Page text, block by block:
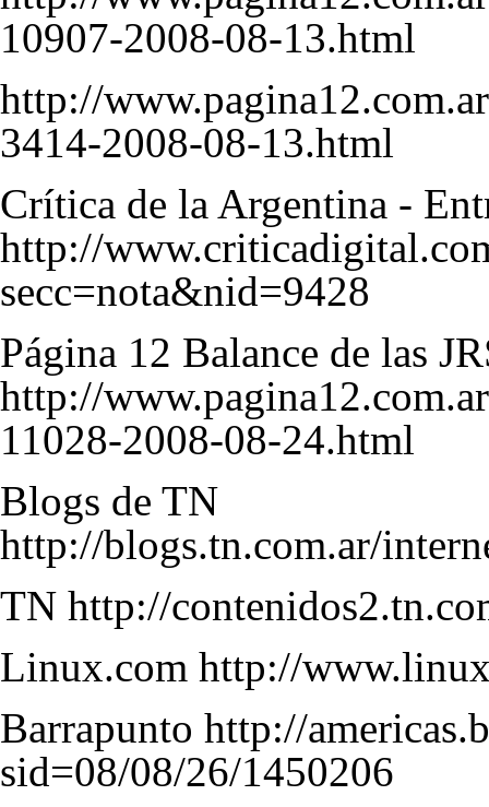
10907-2008-08-13.html
http://
3414-2008-08-13.html
Crítica de la Argentina -
http://
secc=nota&nid=9428
Página 12 Balance de las
http://
11028-2008-08-24.html
Blogs de TN
http://blogs.tn.com.ar/
TN http://
Linux.com http://
Barrapunto http://
sid=08/08/26/1450206